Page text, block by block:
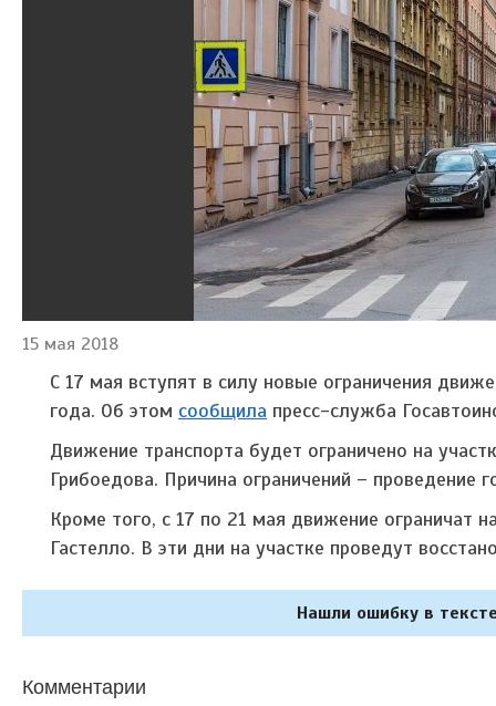
15 мая 2018
С 17 мая вступят в силу новые ограничения
года. Об этом сообщила пресс-служба
Движение транспорта будет ограничено на
Грибоедова. Причина ограничений – проведение
Кроме того, с 17 по 21 мая движение ограничат
Гастелло. В эти дни на участке проведут
Нашли ошибку в
Комментарии